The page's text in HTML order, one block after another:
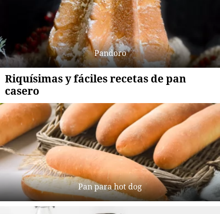
Pandoro
Riquísimas y fáciles recetas de pan
casero
Pan para hot dog